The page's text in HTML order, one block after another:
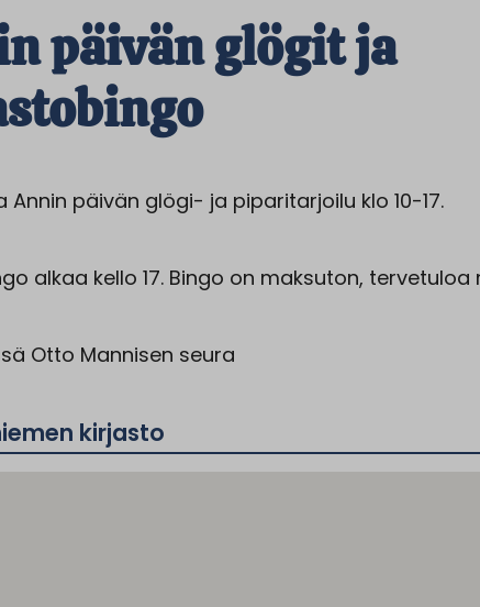
päivän glögit ja
Annin päivän glögi- ja piparitarjoilu klo 10-17.
alkaa kello 17. Bingo on maksuton, tervetuloa
Otto Mannisen seura
kirjasto